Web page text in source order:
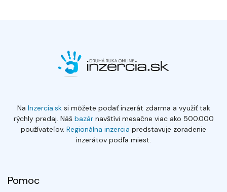
Na Inzercia.sksi môžete podať inzerát zdarma a využiť tak
rýchly predaj. Náš bazárnavštívi mesačne viac ako 500.000
používateľov. Regionálna inzercia predstavuje zoradenie
inzerátov podľa miest.
Pomoc